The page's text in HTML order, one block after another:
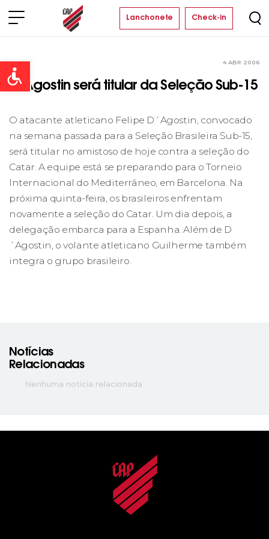
Open toolbar
Lanchonete Check-in
4 ABR 2006
D´Agostin será titular da Seleção Sub-15
O atacante atleticano Felipe D´Agostin, convocado
na semana passada para a Seleção Brasileira Sub-15,
será titular no amistoso de hoje contra a seleção do
Catar. A equipe está se preparando para o Torneio
Internacional do Mediterrâneo, em Barcelona. Na
próxima quinta-feira, os brasileiros enfrentam
novamente a seleção do Catar. Um dia depois, a
delegação embarca para a Espanha. Além de D
´Agostin, o volante atleticano Guilherme também
integra o grupo brasileiro.
Notícias
Relacionadas
Nenhuma notícia relacionada